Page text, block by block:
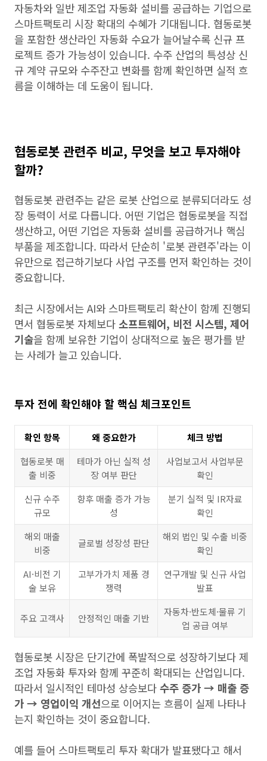
자동차와 일반 제조업 자동화 설비를 공급하는 기업으로
스마트팩토리 시장 확대의 수혜가 기대됩니다. 협동로봇
을 포함한 생산라인 자동화 수요가 늘어날수록 신규 프
로젝트 증가 가능성이 있습니다. 수주 산업의 특성상 신
규 계약 규모와 수주잔고 변화를 함께 확인하면 실적 흐
름을 이해하는 데 도움이 됩니다.
협동로봇 관련주 비교, 무엇을 보고 투자해야
할까?
협동로봇 관련주는 같은 로봇 산업으로 분류되더라도 성
장 동력이 서로 다릅니다. 어떤 기업은 협동로봇을 직접
생산하고, 어떤 기업은 자동화 설비를 공급하거나 핵심
부품을 제조합니다. 따라서 단순히 '로봇 관련주'라는 이
유만으로 접근하기보다 사업 구조를 먼저 확인하는 것이
중요합니다.
최근 시장에서는 AI와 스마트팩토리 확산이 함께 진행되
면서 협동로봇 자체보다 소프트웨어, 비전 시스템, 제어
기술을 함께 보유한 기업이 상대적으로 높은 평가를 받
는 사례가 늘고 있습니다.
투자 전에 확인해야 할 핵심 체크포인트
확인 항목 왜 중요한가
체크 방법
협동로봇 매
출 비중
테마가 아닌 실적 성
장 여부 판단
사업보고서 사업부문
확인
신규 수주
규모
향후 매출 증가 가능
성
분기 실적 및 IR자료
확인
해외 매출
비중
글로벌 성장성 판단
해외 법인 및 수출 비중
확인
AI·비전 기
술 보유
고부가가치 제품 경
쟁력
연구개발 및 신규 사업
발표
주요 고객사 안정적인 매출 기반
자동차·반도체·물류 기
업 공급 여부
협동로봇 시장은 단기간에 폭발적으로 성장하기보다 제
조업 자동화 투자와 함께 꾸준히 확대되는 산업입니다.
따라서 일시적인 테마성 상승보다 수주 증가 → 매출 증
가 → 영업이익 개선으로 이어지는 흐름이 실제 나타나
는지 확인하는 것이 중요합니다.
예를 들어 스마트팩토리 투자 확대가 발표됐다고 해서